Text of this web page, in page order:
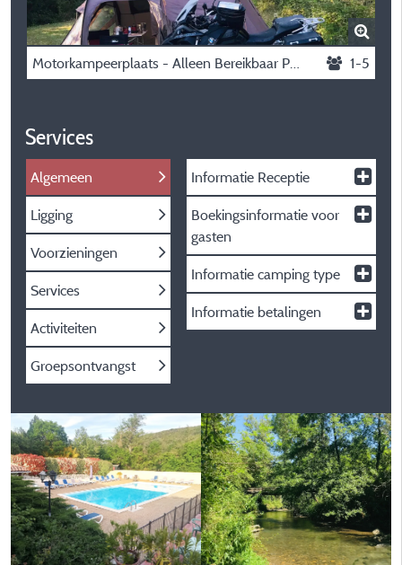
Motorkampeerplaats - Alleen Bereikbaar Per Motor 1-5
Services
Algemeen
Ligging
Voorzieningen
Services
Activiteiten
Groepsontvangst
Informatie Receptie
Boekingsinformatie voor
gasten
Informatie camping type
Informatie betalingen